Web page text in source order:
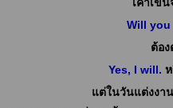
Will you
ต้อง
Yes, I will.
แต่ในวันแต่งงา